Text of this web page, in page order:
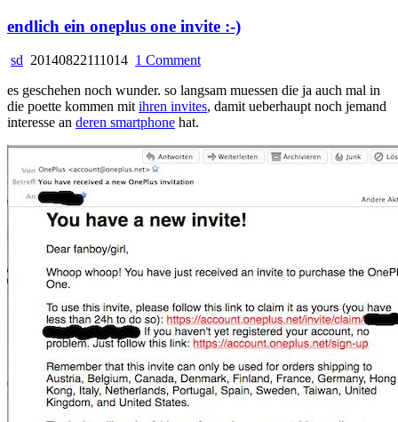
endlich ein oneplus one invite :-)
sd 20140822111014 1 Commenton
ein
oneplus
:-)
es geschehen noch wunder. so langsam muessen die ja auch mal in
die poette kommen mit ihren invites, damit ueberhaupt noch jemand
interesse an deren smartphone hat.